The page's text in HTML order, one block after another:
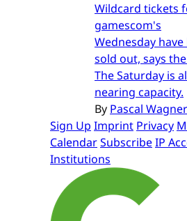
Wildcard tickets
gamescom's
Wednesday have
sold out, says
The Saturday is
nearing capacity.
By Pascal Wagner
Sign Up Imprint Privacy
CalendarSubscribeIP
Institutions